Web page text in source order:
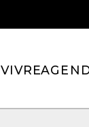
VIVRE